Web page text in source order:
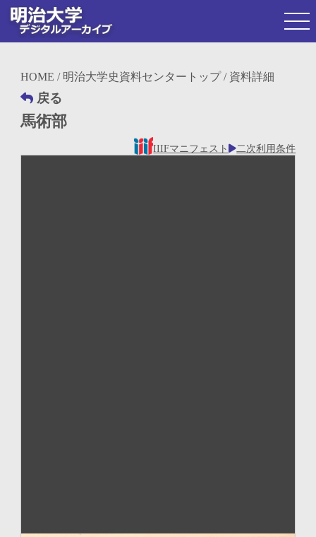
HOME / 明治大学史資料センタートップ/ 資料詳細
戻る
馬術部
IIIFマニフェスト 二次利用条件